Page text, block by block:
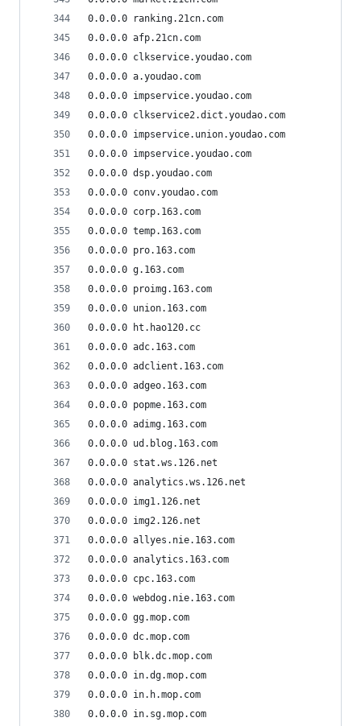
0.0.0.0 ranking.21cn.com
0.0.0.0 afp.21cn.com
0.0.0.0 clkservice.youdao.com
0.0.0.0 a.youdao.com
0.0.0.0 impservice.youdao.com
0.0.0.0 clkservice2.dict.youdao.com
0.0.0.0 impservice.union.youdao.com
0.0.0.0 impservice.youdao.com
0.0.0.0 dsp.youdao.com
0.0.0.0 conv.youdao.com
0.0.0.0 corp.163.com
0.0.0.0 temp.163.com
0.0.0.0 pro.163.com
0.0.0.0 g.163.com
0.0.0.0 proimg.163.com
0.0.0.0 union.163.com
0.0.0.0 ht.hao120.cc
0.0.0.0 adc.163.com
0.0.0.0 adclient.163.com
0.0.0.0 adgeo.163.com
0.0.0.0 popme.163.com
0.0.0.0 adimg.163.com
0.0.0.0 ud.blog.163.com
0.0.0.0 stat.ws.126.net
0.0.0.0 analytics.ws.126.net
0.0.0.0 img1.126.net
0.0.0.0 img2.126.net
0.0.0.0 allyes.nie.163.com
0.0.0.0 analytics.163.com
0.0.0.0 cpc.163.com
0.0.0.0 webdog.nie.163.com
0.0.0.0 gg.mop.com
0.0.0.0 dc.mop.com
0.0.0.0 blk.dc.mop.com
0.0.0.0 in.dg.mop.com
0.0.0.0 in.h.mop.com
0.0.0.0 in.sg.mop.com